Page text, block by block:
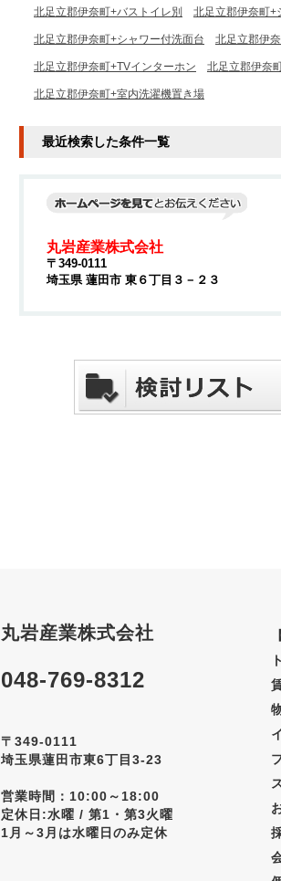
北足立郡伊奈町+バストイレ別 北足立郡伊奈町+
北足立郡伊奈町+シャワー付洗面台 北足立郡伊
北足立郡伊奈町+TVインターホン 北足立郡伊奈
北足立郡伊奈町+室内洗濯機置き場
最近検索した条件一覧
丸岩産業株式会社
〒349-0111
埼玉県 蓮田市 東６丁目３－２３
丸岩産業株式会社
048-769-8312
〒349-0111
埼玉県蓮田市東6丁目3-23
営業時間：10:00～18:00
定休日:水曜 / 第1・第3火曜
1月～3月は水曜日のみ定休